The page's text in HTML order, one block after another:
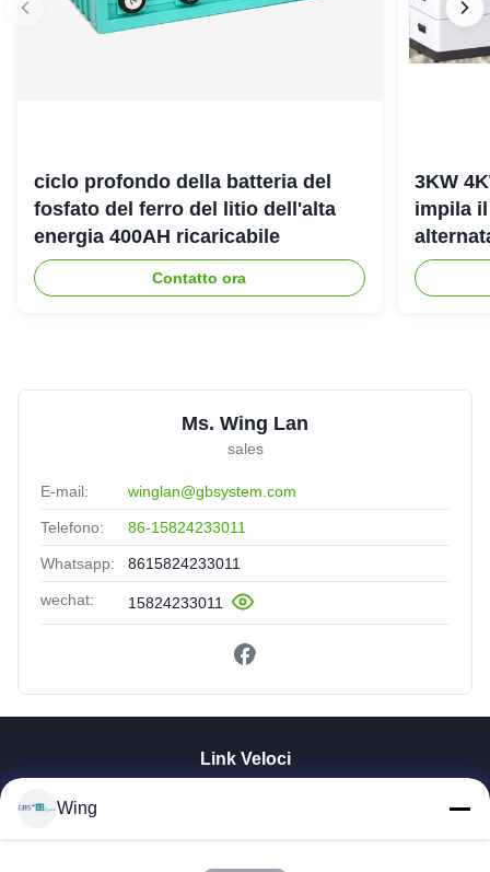
ciclo profondo della batteria del
fosfato del ferro del litio dell'alta
energia 400AH ricaricabile
Contatto ora
3KW
impila
Ms. Wing Lan
sales
E-mail: winglan@gbsystem.com
Telefono: 86-15824233011
Whatsapp: 8615824233011
wechat: 15824233011
Link Veloci
Wing